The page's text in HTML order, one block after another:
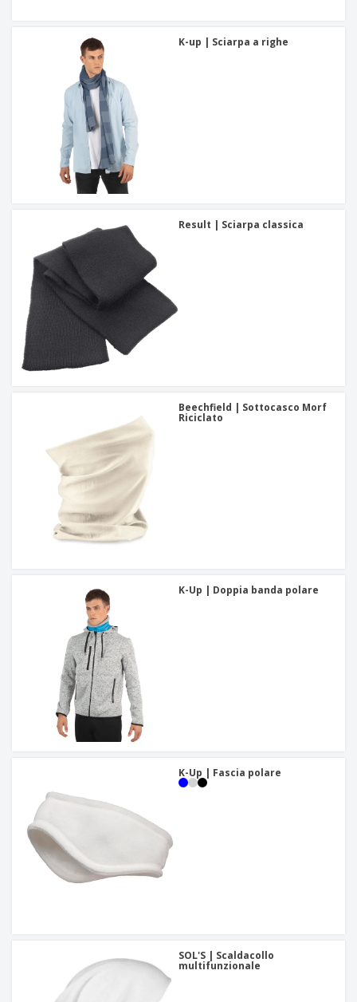
K-up | Sciarpa a righe
Result | Sciarpa classica
Beechfield | Sottocasco Morf
Riciclato
K-Up | Doppia banda polare
K-Up | Fascia polare
SOL'S | Scaldacollo
multifunzionale